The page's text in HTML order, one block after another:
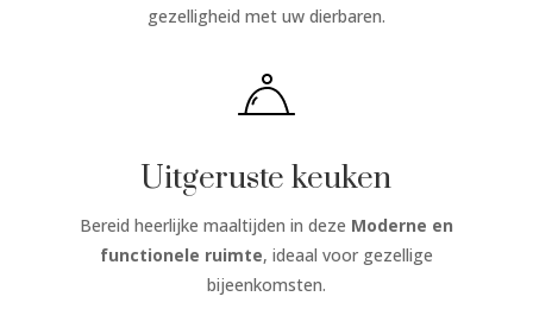
gezelligheid met uw dierbaren.
Uitgeruste keuken
Bereid heerlijke maaltijden in deze Moderne en
functionele ruimte, ideaal voor gezellige
bijeenkomsten.